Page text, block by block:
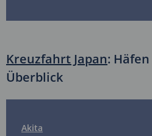
Kreuzfahrt Japan:
Überblick
Akita